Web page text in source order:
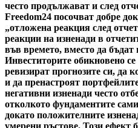
често продължават и след
Freedom24 посочват добре
„отложена реакция след
реакции на изненади в
във времето, вместо да бъдат
Инвеститорите обикновено
ревизират прогнозите си, да
и да пренастроят
негативни изненади често
отколкото фундаментите
докато положителните
умерени ръстове. Този ефект